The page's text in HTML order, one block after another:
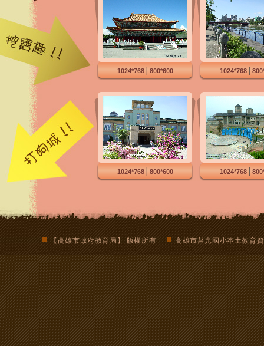
1024*768│ 800*600 1024*768│
1024*768│ 800*600 1024*768│
【高雄市政府教育局】 版權所有 高雄市莒光國小本土教育